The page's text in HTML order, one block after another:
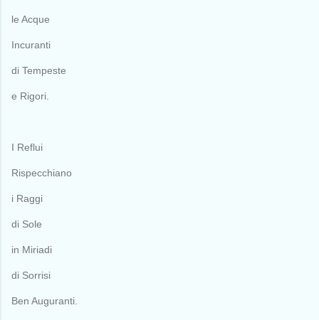
le Acque
Incuranti
di Tempeste
e Rigori.
I Reflui
Rispecchiano
i Raggi
di Sole
in Miriadi
di Sorrisi
Ben Auguranti.